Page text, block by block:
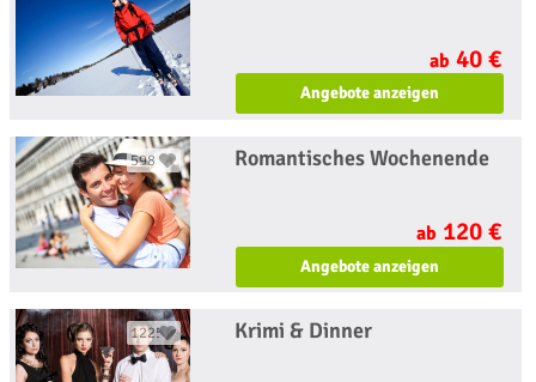
ab 40 €
Angebote anzeigen
598 Romantisches Wochenende
ab 120 €
Angebote anzeigen
1225 Krimi & Dinner